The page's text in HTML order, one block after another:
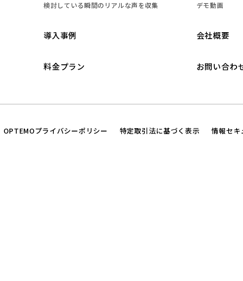
検討している瞬間のリアルな声を収集
導入事例
料金プラン
デモ動画
会社概要
お問い合わ
OPTEMOプライバシーポリシー 特定取引法に基づく表示 情報セキ